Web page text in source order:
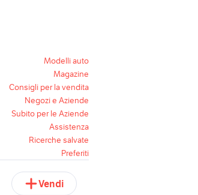
Modelli auto
Magazine
Consigli per la vendita
Negozi e Aziende
Subito per le Aziende
Assistenza
Ricerche salvate
Preferiti
Vendi